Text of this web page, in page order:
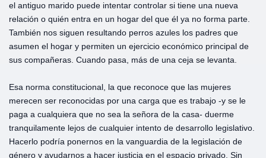
el antiguo marido puede intentar controlar si tiene una nueva
relación o quién entra en un hogar del que él ya no forma parte.
También nos siguen resultando perros azules los padres que
asumen el hogar y permiten un ejercicio económico principal de
sus compañeras. Cuando pasa, más de una ceja se levanta.
Esa norma constitucional, la que reconoce que las mujeres
merecen ser reconocidas por una carga que es trabajo -y se le
paga a cualquiera que no sea la señora de la casa- duerme
tranquilamente lejos de cualquier intento de desarrollo legislativo.
Hacerlo podría ponernos en la vanguardia de la legislación de
género y ayudarnos a hacer justicia en el espacio privado. Sin